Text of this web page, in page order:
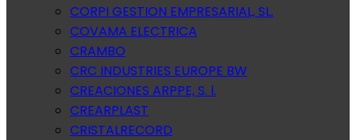
CORPI GESTION EMPRESARIAL, SL.
COVAMA ELECTRICA
CRAMBO
CRC INDUSTRIES EUROPE BW
CREACIONES ARPPE, S. l.
CREARPLAST
CRISTALRECORD